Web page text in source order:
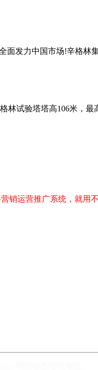
力中国市场!辛格林
试验塔塔高106米，最
运营推广系统，就用